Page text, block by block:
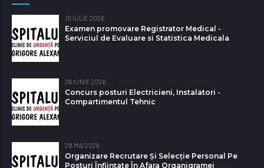
10 IULIE 2026
Examen promovare Registrator Medical -
Serviciul de Evaluare si Statistica Medicala
26 IUNIE 2026
Concurs posturi Electricieni, Instalatori -
Compartimentul Tehnic
28 MAI 2026
Organizare Recrutare Și Selecție Personal Pe
Posturi Înființate În Afara Organigramei